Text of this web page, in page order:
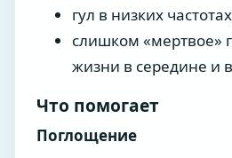
гул в низких
слишком «мертвое»
жизни в середине и
Что помогает
Поглощение